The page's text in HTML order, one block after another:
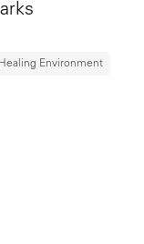
Healing Environment